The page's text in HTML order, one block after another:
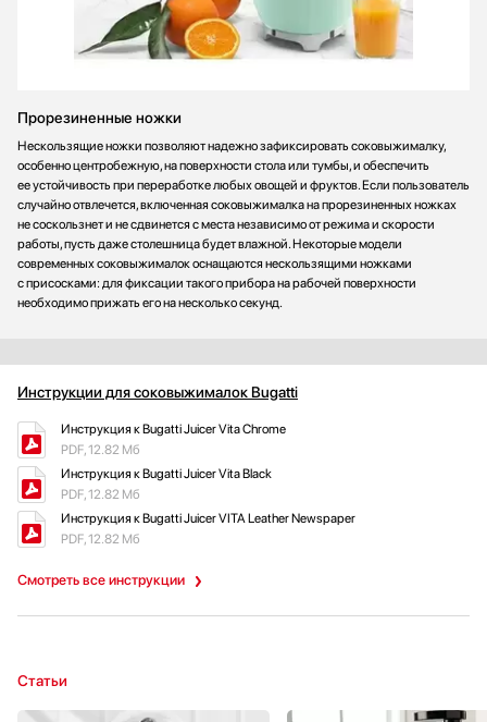
Прорезиненные ножки
Нескользящие ножки позволяют надежно зафиксировать соковыжималку,
особенно центробежную, на поверхности стола или тумбы, и обеспечить
ее устойчивость при переработке любых овощей и фруктов. Если пользователь
случайно отвлечется, включенная соковыжималка на прорезиненных ножках
не соскользнет и не сдвинется с места независимо от режима и скорости
работы, пусть даже столешница будет влажной. Некоторые модели
современных соковыжималок оснащаются нескользящими ножками
с присосками: для фиксации такого прибора на рабочей поверхности
необходимо прижать его на несколько секунд.
Инструкции для соковыжималок Bugatti
Смотреть все инструкции
Инструкция к Bugatti Juicer Vita Chrome
PDF, 12.82 Мб
Инструкция к Bugatti Juicer Vita Black
PDF, 12.82 Мб
Инструкция к Bugatti Juicer VITA Leather Newspaper
PDF, 12.82 Мб
Статьи